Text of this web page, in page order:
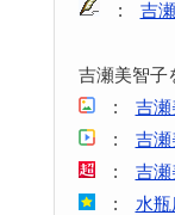
: 吉
吉瀬美智子
: 吉瀬
: 吉瀬
: 吉瀬
: 水